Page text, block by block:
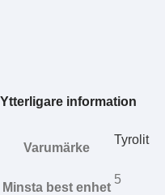
Ytterligare information
Varumärke
Tyrolit
Minsta best enhet
5